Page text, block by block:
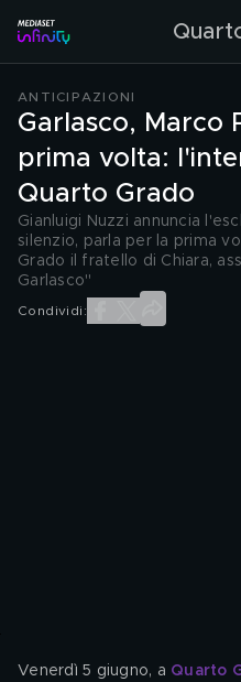
ANTICIPAZIONI
Garlasco, Marco
prima volta:
Quarto Grado
Gianluigi Nuzzi annuncia
silenzio, parla per la prima
Grado il fratello di Chiara,
Garlasco"
Condividi:
Venerdì 5 giugno, a Quarto